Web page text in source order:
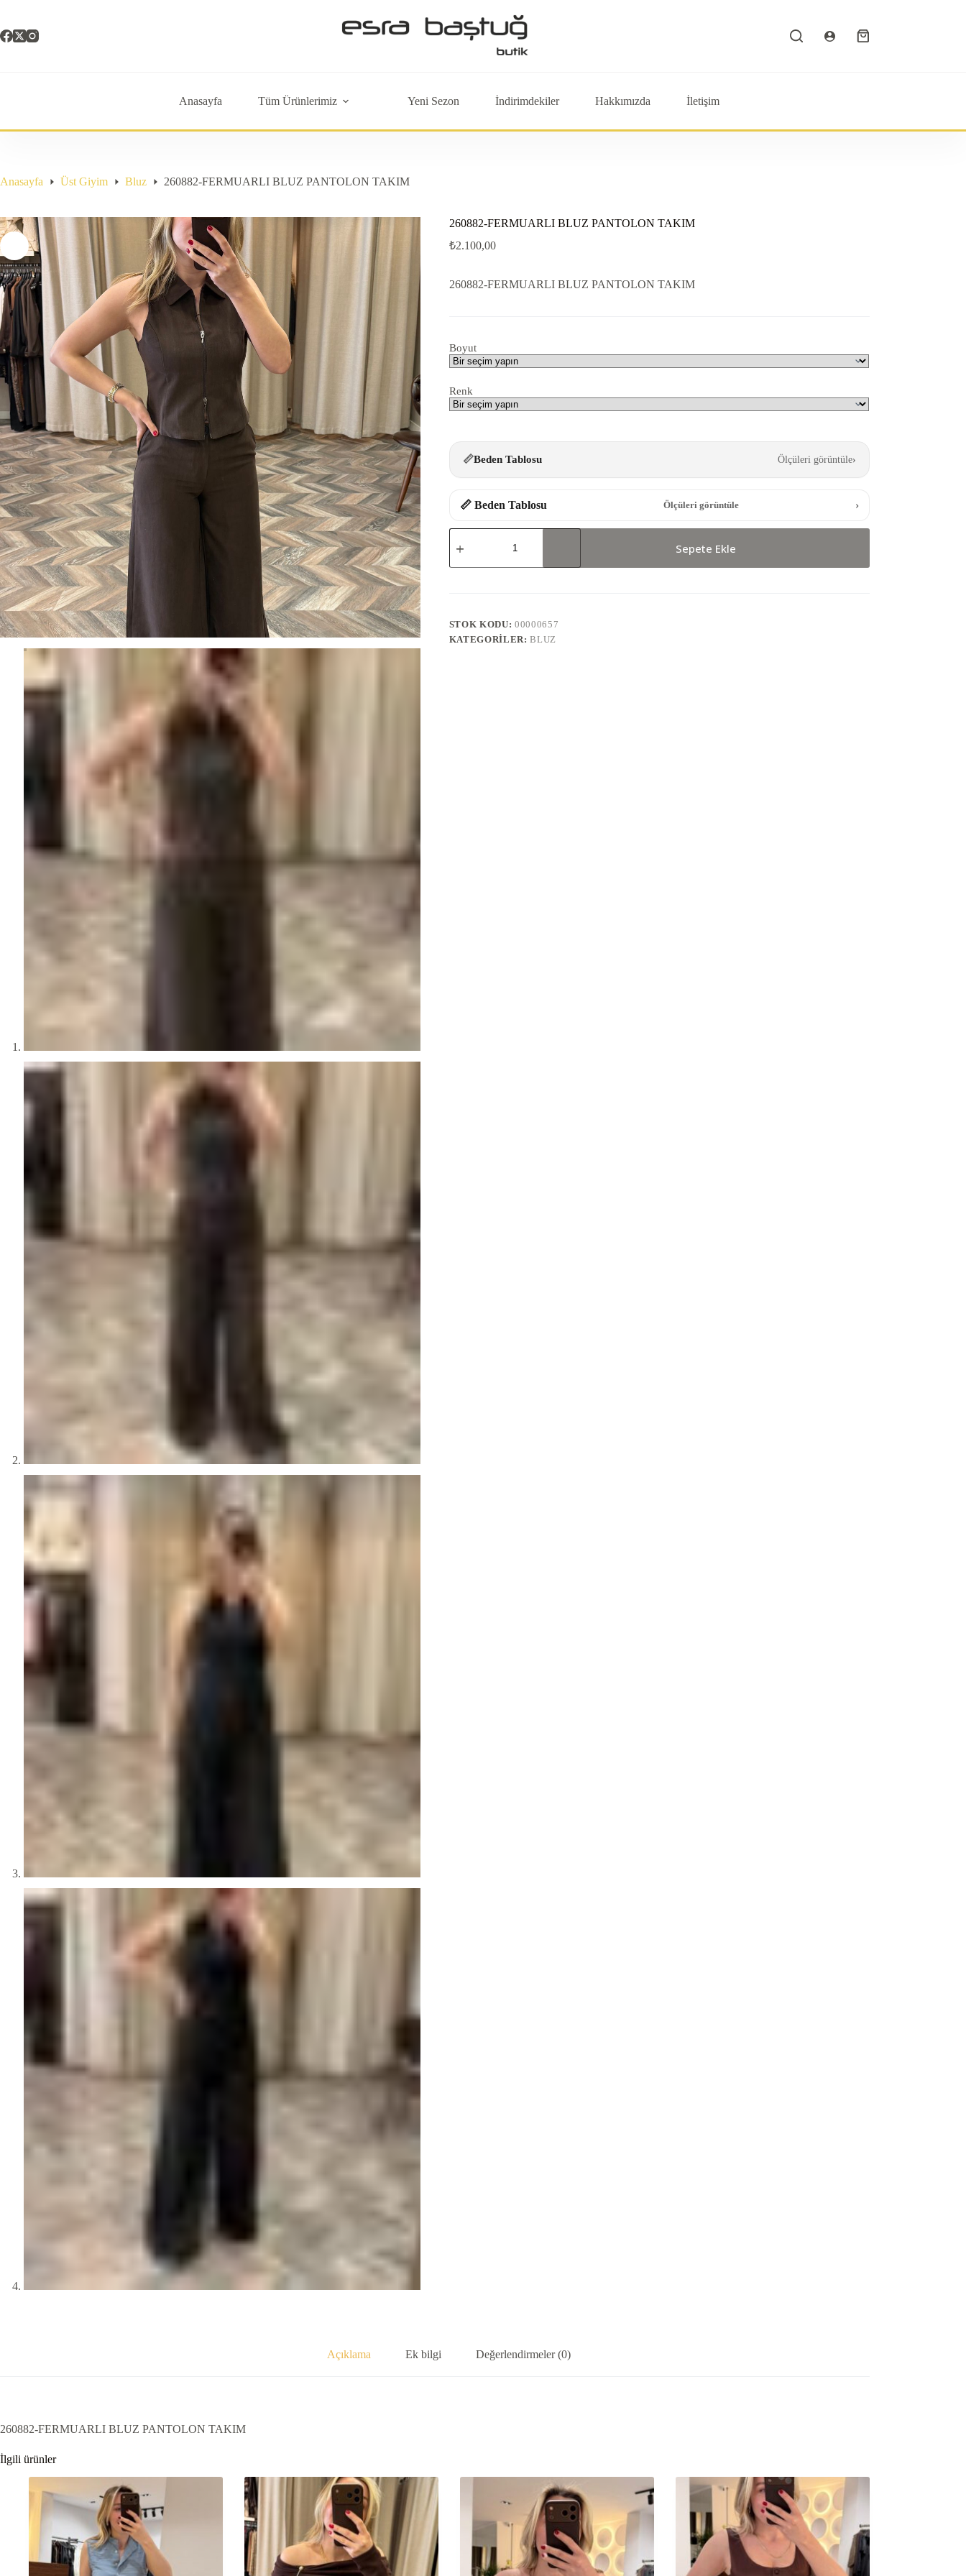
content
Shopping
Anasayfa Tüm Ürünlerimiz Yeni Sezon İndirimdekiler Hakkımızda İletişim
Anasayfa Üst Giyim Bluz 260882-FERMUARLI BLUZ PANTOLON TAKIM
260882-FERMUARLI BLUZ PANTOLON TAKIM
₺2.100,00
260882-FERMUARLI BLUZ PANTOLON TAKIM
Boyut
Renk
📏Beden Tablosu Ölçüleri görüntüle›
📏 Beden Tablosu Ölçüleri görüntüle ›
260882-
FERMUARLI
PANTOLON
Sepete Ekle
STOK KODU: 00000657
KATEGORILER:BLUZ
Açıklama Ek bilgi Değerlendirmeler (0)
260882-FERMUARLI BLUZ PANTOLON TAKIM
İlgili ürünler